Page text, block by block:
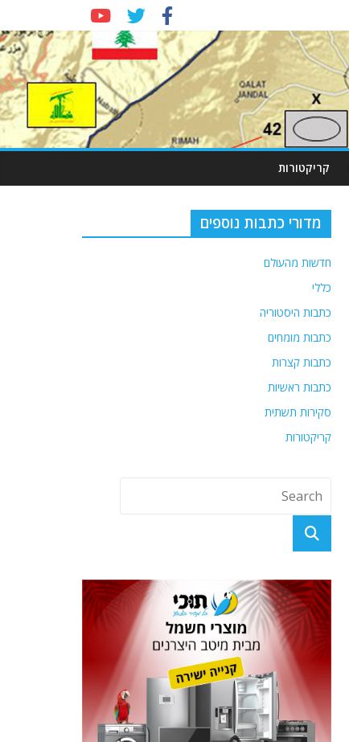
קריקטורות
מדורי כתבות נוספים
חדשות מהעולם
כללי
כתבות היסטוריה
כתבות מומחים
כתבות קצרות
כתבות ראשיות
סקירות תשתית
קריקטורות